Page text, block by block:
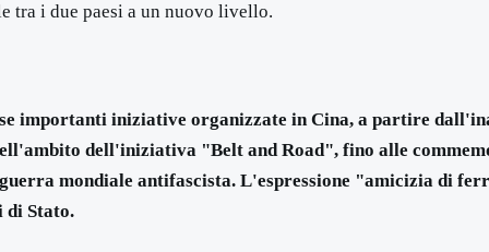
tra i due paesi a un nuovo livello.
importanti iniziative organizzate in Cina, a partire
dell'iniziativa "Belt and Road", fino alle
mondiale antifascista. L'espressione "amicizia di
di Stato.